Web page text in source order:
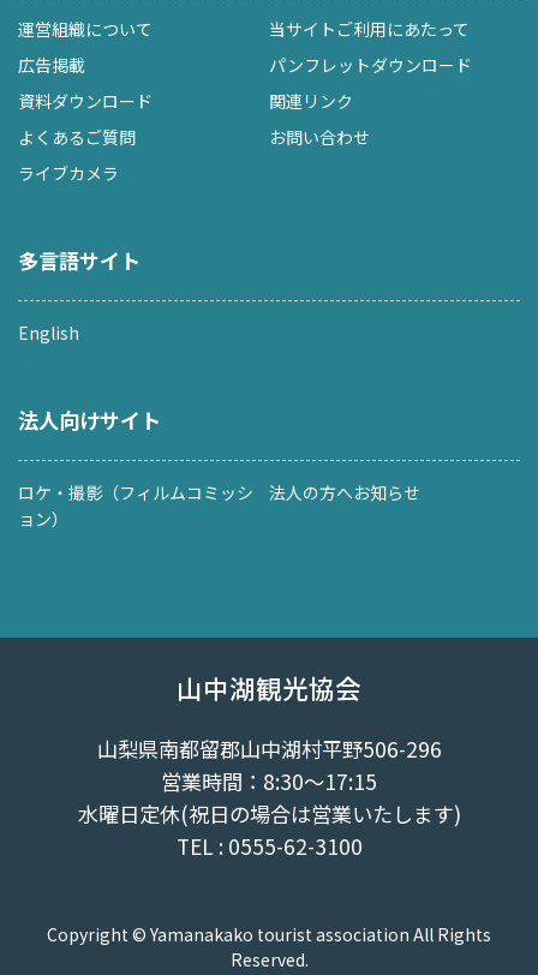
運営組織について
当サイトご利用にあたって
広告掲載
パンフレットダウンロード
資料ダウンロード
関連リンク
よくあるご質問
お問い合わせ
ライブカメラ
多言語サイト
English
法人向けサイト
ロケ・撮影（フィルムコミッシ
ョン）
法人の方へお知らせ
山中湖観光協会
山梨県南都留郡山中湖村平野506-296
営業時間：8:30～17:15
水曜日定休(祝日の場合は営業いたします)
TEL : 0555-62-3100
Copyright © Yamanakako tourist association All Rights
Reserved.